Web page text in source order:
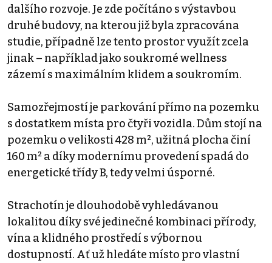
dalšího rozvoje. Je zde počítáno s výstavbou
druhé budovy, na kterou již byla zpracována
studie, případně lze tento prostor využít zcela
jinak – například jako soukromé wellness
zázemí s maximálním klidem a soukromím.
Samozřejmostí je parkování přímo na pozemku
s dostatkem místa pro čtyři vozidla. Dům stojí na
pozemku o velikosti 428 m², užitná plocha činí
160 m² a díky modernímu provedení spadá do
energetické třídy B, tedy velmi úsporné.
Strachotín je dlouhodobě vyhledávanou
lokalitou díky své jedinečné kombinaci přírody,
vína a klidného prostředí s výbornou
dostupností. Ať už hledáte místo pro vlastní